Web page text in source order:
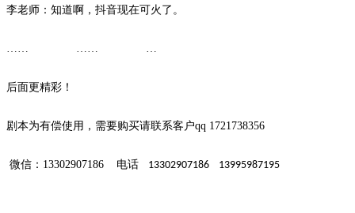
李老师：知道啊，抖音现在可火了。
后面更精彩！
剧本为有偿使用，需要购买请联系客户qq 1721738356
微信： 13302907186 电话 13302907186 13995987195